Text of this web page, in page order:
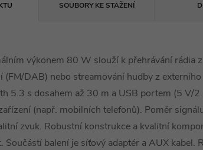
SOUBORY KE STAŽENÍ
výkonem 80 W slouží k přehrávání rádia
(FM/DAB) nebo streamování hudby z
5.3 s dosahem až 30 m a USB portem (5 V/
(např. mobilních telefonů). Poměr
zvuk. Robustní konstrukce a kvalitní
balení je síťový adaptér a AUX kabel.